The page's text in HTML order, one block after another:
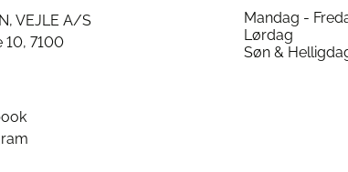
på
varesiden
VEJLE A/S
10, 7100
Mandag -
Lørdag
Søn &